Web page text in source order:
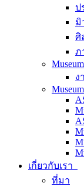
ป
มิ
ศิ
ภ
ง
เกี่ยวกับเรา
ที่มา